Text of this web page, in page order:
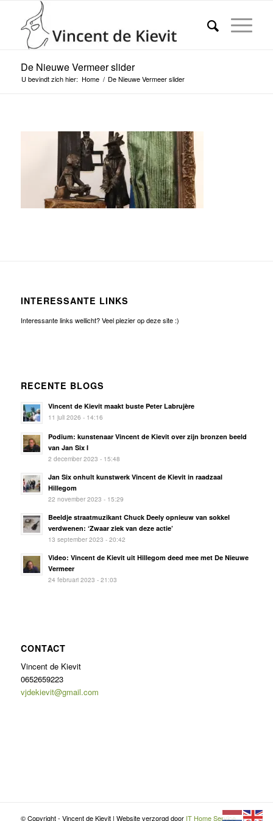
De Nieuwe Vermeer slider
U bevindt zich hier: Home / De Nieuwe Vermeer slider
INTERESSANTE LINKS
Interessante links wellicht? Veel plezier op deze site :)
RECENTE BLOGS
Vincent de Kievit maakt buste Peter Labrujère
11 juli 2026 - 14:16
Podium: kunstenaar Vincent de Kievit over zijn bronzen beeld
van Jan Six I
2 december 2023 - 15:48
Jan Six onhult kunstwerk Vincent de Kievit in raadzaal
Hillegom
22 november 2023 - 15:29
Beeldje straatmuzikant Chuck Deely opnieuw van sokkel
verdwenen: ‘Zwaar ziek van deze actie’
13 september 2023 - 20:42
Video: Vincent de Kievit uit Hillegom deed mee met De Nieuwe
Vermeer
24 februari 2023 - 21:03
CONTACT
Vincent de Kievit
0652659223
vjdekievit@gmail.com
© Copyright - Vincent de Kievit | Website verzorgd door IT Home Service